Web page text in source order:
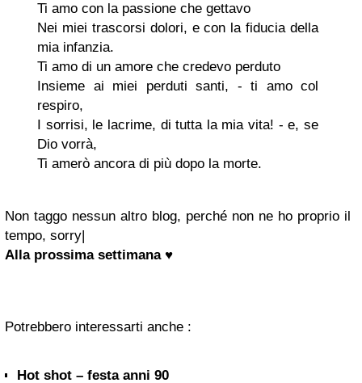
Ti amo con la passione che gettavo
Nei miei trascorsi dolori, e con la fiducia della
mia infanzia.
Ti amo di un amore che credevo perduto
Insieme ai miei perduti santi, - ti amo col
respiro,
I sorrisi, le lacrime, di tutta la mia vita! - e, se
Dio vorrà,
Ti amerò ancora di più dopo la morte.
Non taggo nessun altro blog, perché non ne ho proprio il
tempo, sorry|
Alla prossima settimana♥
Potrebbero interessarti anche :
Hot shot – festa anni 90